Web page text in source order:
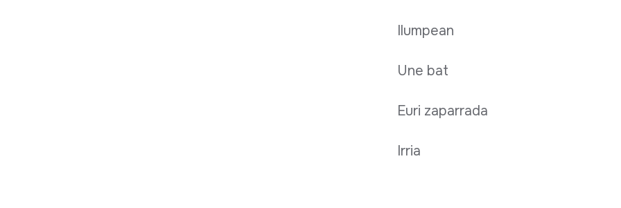
Ilumpean
Une bat
Euri zaparrada
Irria